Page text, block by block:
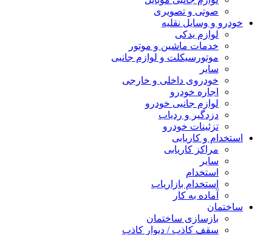
صوتی و تصویری
خودرو و وسایل نقلیه
لوازم یدکی
خدمات ماشین و موتور
موتورسیکلت و لوازم جانبی
سایر
خودروی داخلی و خارجی
اجاره خودرو
لوازم جانبی خودرو
دزدگیر و ردیاب
تزئینات خودرو
استخدام و کاریابی
مراکز کاریابی
سایر
استخدام
استخدام بازاریاب
آماده به کار
ساختمان
بازسازی ساختمان
سقف کاذب / دیوار کاذب